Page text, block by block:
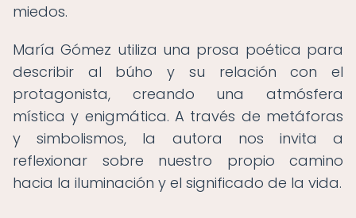
miedos.
María Gómez utiliza una prosa poética para
describir al búho y su relación con el
protagonista, creando una atmósfera
mística y enigmática. A través de metáforas
y simbolismos, la autora nos invita a
reflexionar sobre nuestro propio camino
hacia la iluminación y el significado de la vida.